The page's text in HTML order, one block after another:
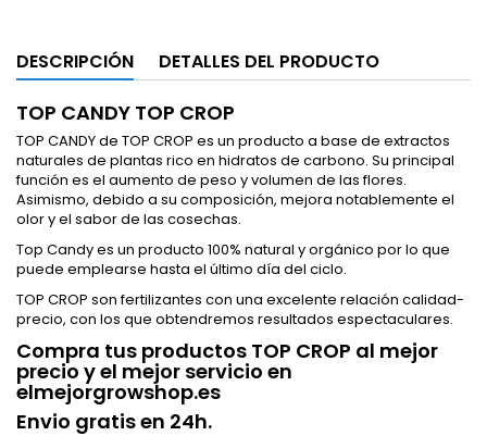
DESCRIPCIÓN DETALLES DEL PRODUCTO
TOP CANDY TOP CROP
TOP CANDY de TOP CROP es un producto a base de extractos
naturales de plantas rico en hidratos de carbono. Su principal
función es el aumento de peso y volumen de las flores.
Asimismo, debido a su composición, mejora notablemente el
olor y el sabor de las cosechas.
Top Candy es un producto 100% natural y orgánico por lo que
puede emplearse hasta el último día del ciclo.
TOP CROP son fertilizantes con una excelente relación calidad-
precio, con los que obtendremos resultados espectaculares.
Compra tus productos TOP CROP al mejor
precio y el mejor servicio en
elmejorgrowshop.es
Envio gratis en 24h.